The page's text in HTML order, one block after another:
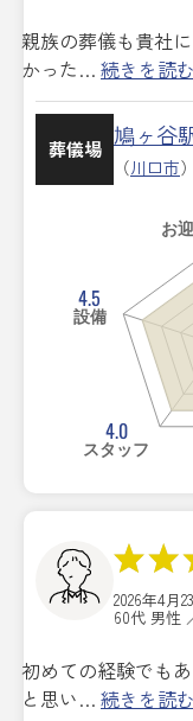
親族の葬儀も貴社
かった… 続きを読む
葬儀場 鳩ヶ谷
（川口市）
お
4.0
スタッフ
4.5
設備
2026年4月
60代 男性
初めての経験でも
と思い… 続きを読む